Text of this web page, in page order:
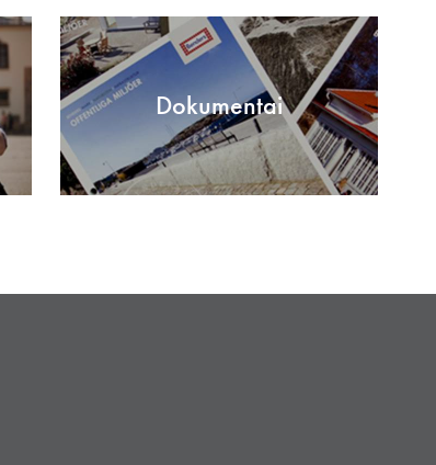
Dokumentai